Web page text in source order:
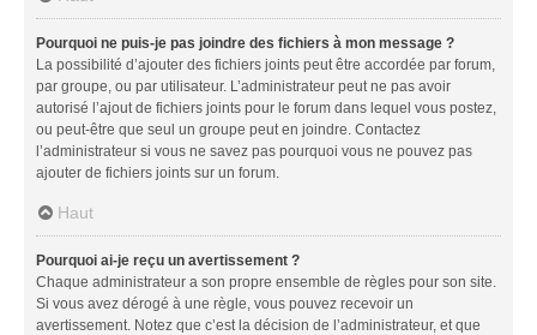
Pourquoi ne puis-je pas joindre des fichiers à mon message ?
La possibilité d’ajouter des fichiers joints peut être accordée par forum,
par groupe, ou par utilisateur. L’administrateur peut ne pas avoir
autorisé l’ajout de fichiers joints pour le forum dans lequel vous postez,
ou peut-être que seul un groupe peut en joindre. Contactez
l’administrateur si vous ne savez pas pourquoi vous ne pouvez pas
ajouter de fichiers joints sur un forum.
Haut
Pourquoi ai-je reçu un avertissement ?
Chaque administrateur a son propre ensemble de règles pour son site.
Si vous avez dérogé à une règle, vous pouvez recevoir un
avertissement. Notez que c’est la décision de l’administrateur, et que